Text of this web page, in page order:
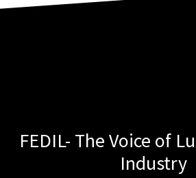
FEDIL- The Voice of
Industry